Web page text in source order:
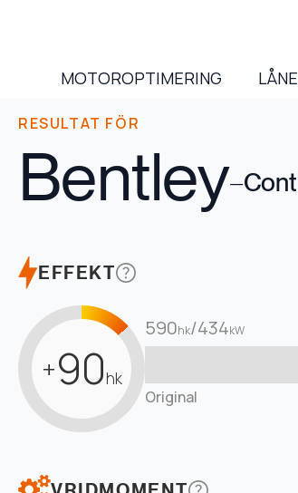
MOTOROPTIMERING
RESULTAT FÖR
Bentley–
EFFEKT
+90hk
590hk/434kW
Original